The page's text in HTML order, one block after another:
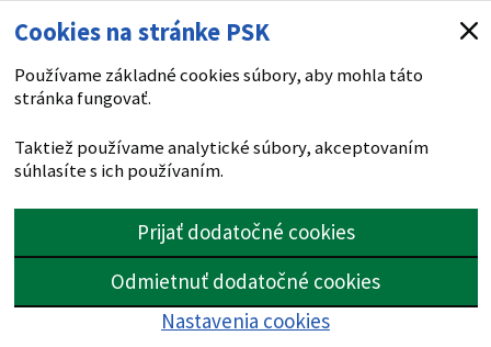
Cookies na stránke PSK
Používame základné cookies súbory, aby mohla táto
stránka fungovať.
Taktiež používame analytické súbory, akceptovaním
súhlasíte s ich používaním.
Prijať dodatočné cookies
Odmietnuť dodatočné cookies
Nastavenia cookies